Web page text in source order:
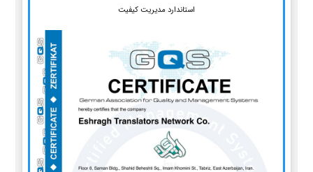
استاندارد مدیریت کیفیت